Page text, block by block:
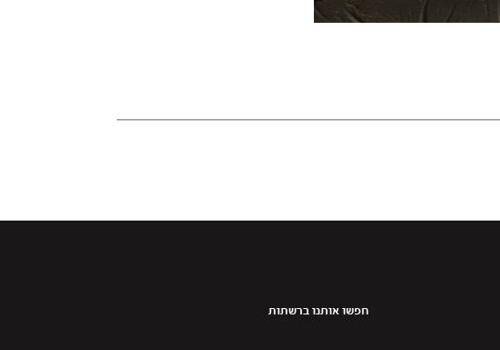
חפשו אותנו ברשתות